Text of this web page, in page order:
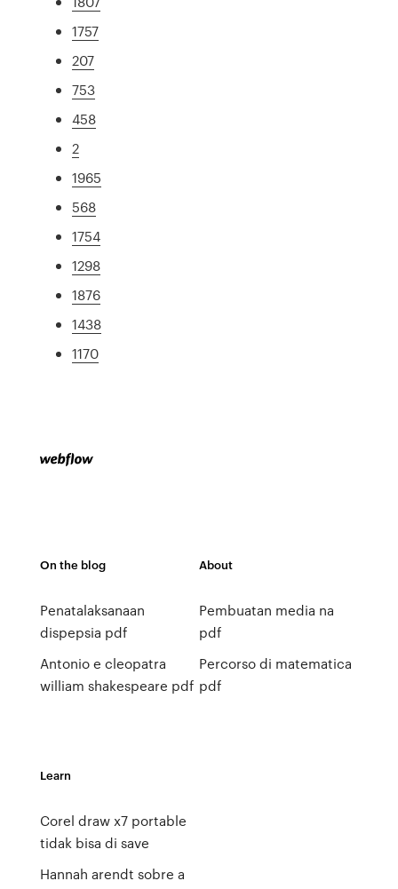
1757
207
753
458
2
1965
568
1754
1298
1876
1438
1170
On the blog
Penatalaksanaan
dispepsia pdf
Antonio e cleopatra
william shakespeare pdf
About
Pembuatan media na
pdf
Percorso di matematica
pdf
Learn
Corel draw x7 portable
tidak bisa di save
Hannah arendt sobre a